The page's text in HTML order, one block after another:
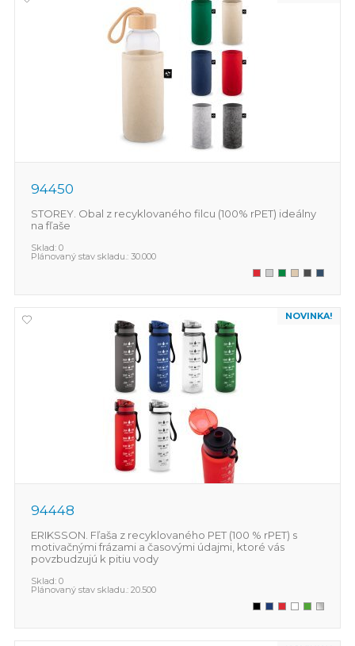
94450
STOREY. Obal z recyklovaného filcu (100% rPET) ideálny
na fľaše
Sklad: 0
Plánovaný stav skladu.: 30.000
NOVINKA!
94448
ERIKSSON. Fľaša z recyklovaného PET (100 % rPET) s
motivačnými frázami a časovými údajmi, ktoré vás
povzbudzujú k pitiu vody
Sklad: 0
Plánovaný stav skladu.: 20.500